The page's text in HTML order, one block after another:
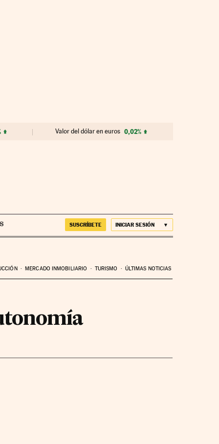
Valor del dólar en euros 0,02%
SUSCRÍBETE INICIAR SESIÓN
MERCADO INMOBILIARIO TURISMO ÚLTIMAS NOTICIAS